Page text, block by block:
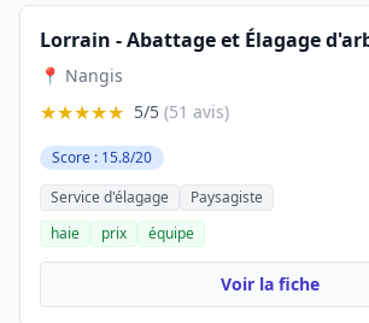
📍 Nangis
★★★★★ 5/5 (51 avis)
Score : 15.8/20
Service d'élagage
Paysagiste
haie
prix équipe
Voir la fiche